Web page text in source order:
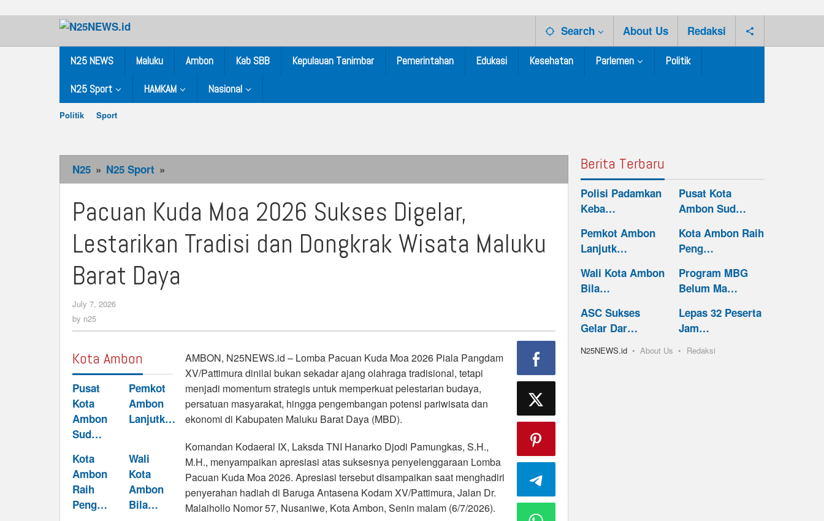
Search About Us Redaksi
N25 NEWS Maluku Ambon Kab SBB Kepulauan Tanimbar Pemerintahan Edukasi Kesehatan Parlemen Politik
N25 Sport HAMKAM Nasional
Politik Sport
N25 » N25 Sport »
Kuda
Moa
2026
Sukses
Digelar,
Tradisi
Barat
Daya
Pacuan Kuda Moa 2026 Sukses Digelar,
Lestarikan Tradisi dan Dongkrak Wisata Maluku
Barat Daya
July 7, 2026
by n25
Kota Ambon
Pusat
Kota
Ambon
Sud…
Pemkot
Ambon
Lanjutk…
Kota
Ambon
Raih
Peng…
Wali
Kota
Ambon
Bila…
AMBON, N25NEWS.id – Lomba Pacuan Kuda Moa 2026 Piala Pangdam
XV/Pattimura dinilai bukan sekadar ajang olahraga tradisional, tetapi
menjadi momentum strategis untuk memperkuat pelestarian budaya,
persatuan masyarakat, hingga pengembangan potensi pariwisata dan
ekonomi di Kabupaten Maluku Barat Daya (MBD).
Komandan Kodaeral IX, Laksda TNI Hanarko Djodi Pamungkas, S.H.,
M.H., menyampaikan apresiasi atas suksesnya penyelenggaraan Lomba
Pacuan Kuda Moa 2026. Apresiasi tersebut disampaikan saat menghadiri
penyerahan hadiah di Baruga Antasena Kodam XV/Pattimura, Jalan Dr.
Malaihollo Nomor 57, Nusaniwe, Kota Ambon, Senin malam (6/7/2026).
Berita Terbaru
Polisi Padamkan
Keba…
Pusat Kota
Ambon Sud…
Pemkot Ambon
Lanjutk…
Kota Ambon Raih
Peng…
Wali Kota Ambon
Bila…
Program MBG
Belum Ma…
ASC Sukses
Gelar Dar…
Lepas 32 Peserta
Jam…
N25NEWS.id About Us Redaksi